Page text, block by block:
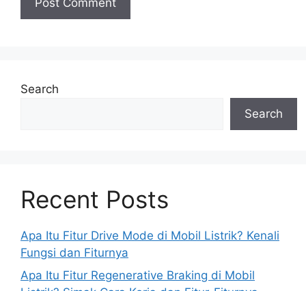
Search
Search
Recent Posts
Apa Itu Fitur Drive Mode di Mobil Listrik? Kenali
Fungsi dan Fiturnya
Apa Itu Fitur Regenerative Braking di Mobil